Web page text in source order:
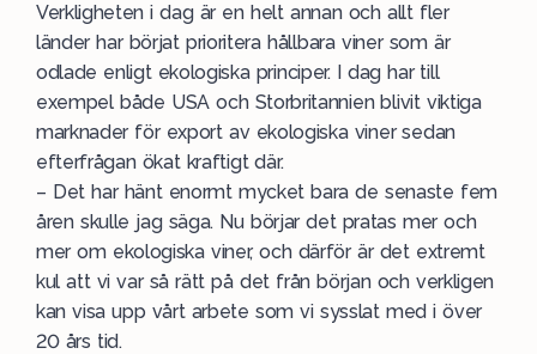
Verkligheten i dag är en helt annan och allt fler
länder har börjat prioritera hållbara viner som är
odlade enligt ekologiska principer. I dag har till
exempel både USA och Storbritannien blivit viktiga
marknader för export av ekologiska viner sedan
efterfrågan ökat kraftigt där.
– Det har hänt enormt mycket bara de senaste fem
åren skulle jag säga. Nu börjar det pratas mer och
mer om ekologiska viner, och därför är det extremt
kul att vi var så rätt på det från början och verkligen
kan visa upp vårt arbete som vi sysslat med i över
20 års tid.